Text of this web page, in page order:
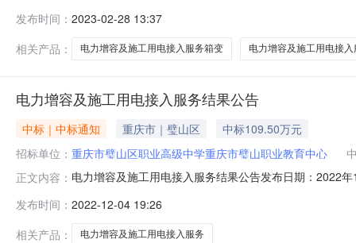
用电接入服务10kV电力电缆采购重庆万泰电力科技有限
发布时间： 2023-02-28 13:37
相关产品：
电力增容及施工用电接入服务箱变 电力增容及施工用电接
电力增容及施工用电接入服务结果公告
中标｜中标通知 重庆市｜璧山区
中标109.50万元
招标单位： 重庆市璧山区职业高级中学重庆市璧山职业教育中心
正文内容： 电力增容及施工用电接入服务结果公告发布日期：2022
治渝、谢静、徐联明六、联系人采购人：重庆市璧山职
咨
发布时间： 2022-12-04 19:26
相关产品：
电力增容及施工用电接入服务